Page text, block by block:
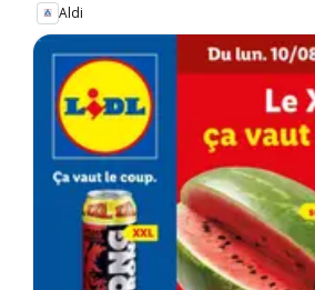
Aldi